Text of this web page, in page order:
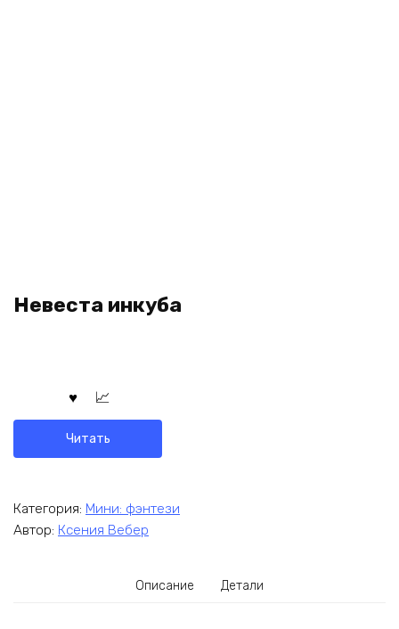
Невеста инкуба
Читать
Категория: Мини: фэнтези
Автор: Ксения Вебер
Описание Детали